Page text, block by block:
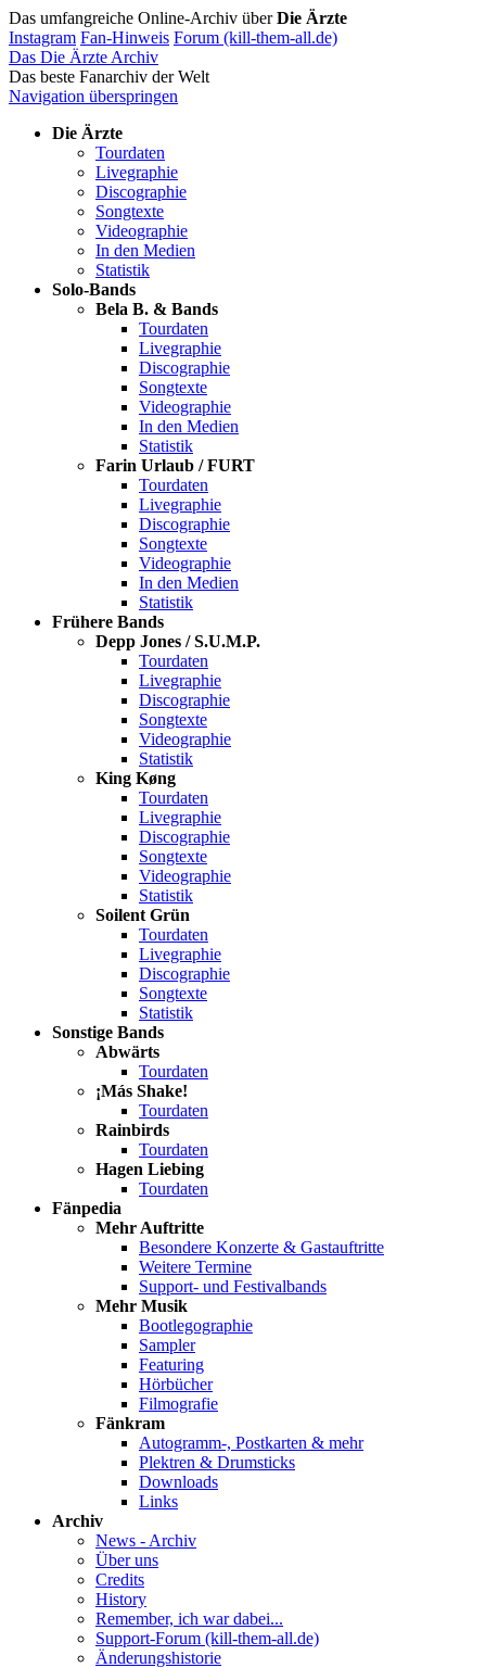
Das umfangreiche Online-Archiv überDie Ärzte
Instagram Fan-Hinweis Forum (kill-them-all.de)
Das Die Ärzte Archiv
Das beste Fanarchiv der Welt
Navigation überspringen
Die Ärzte
Tourdaten
Livegraphie
Discographie
Songtexte
Videographie
In den Medien
Statistik
Solo-Bands
Bela B. & Bands
Tourdaten
Livegraphie
Discographie
Songtexte
Videographie
In den Medien
Statistik
Farin Urlaub / FURT
Tourdaten
Livegraphie
Discographie
Songtexte
Videographie
In den Medien
Statistik
Frühere Bands
Depp Jones / S.U.M.P.
Tourdaten
Livegraphie
Discographie
Songtexte
Videographie
Statistik
King Køng
Tourdaten
Livegraphie
Discographie
Songtexte
Videographie
Statistik
Soilent Grün
Tourdaten
Livegraphie
Discographie
Songtexte
Statistik
Sonstige Bands
Abwärts
Tourdaten
¡Más Shake!
Tourdaten
Rainbirds
Tourdaten
Hagen Liebing
Tourdaten
Fänpedia
Mehr Auftritte
Besondere Konzerte & Gastauftritte
Weitere Termine
Support- und Festivalbands
Mehr Musik
Bootlegographie
Sampler
Featuring
Hörbücher
Filmografie
Fänkram
Autogramm-, Postkarten & mehr
Plektren & Drumsticks
Downloads
Links
Archiv
News - Archiv
Über uns
Credits
History
Remember, ich war dabei...
Support-Forum (kill-them-all.de)
Änderungshistorie